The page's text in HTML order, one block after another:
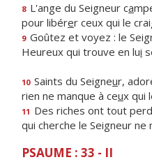
8 L'ange du Seigneur ca
pour libérer ceux qui le
9 Goûtez et voyez : le
Heureux qui trouve en lui
10 Saints du Seigneur,
rien ne manque à ceux qui
11 Des riches ont tout perd
qui cherche le Seigneur ne
PSAUME : 33 - II